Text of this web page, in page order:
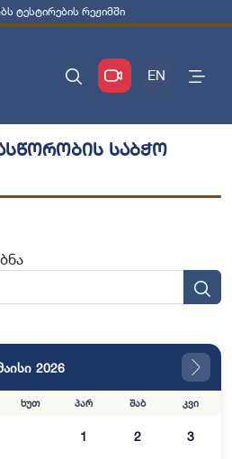
ტესტირების რეჟიმში
EN
საბჭო
2026
ხუთ პარ შაბ კვი
1 2 3